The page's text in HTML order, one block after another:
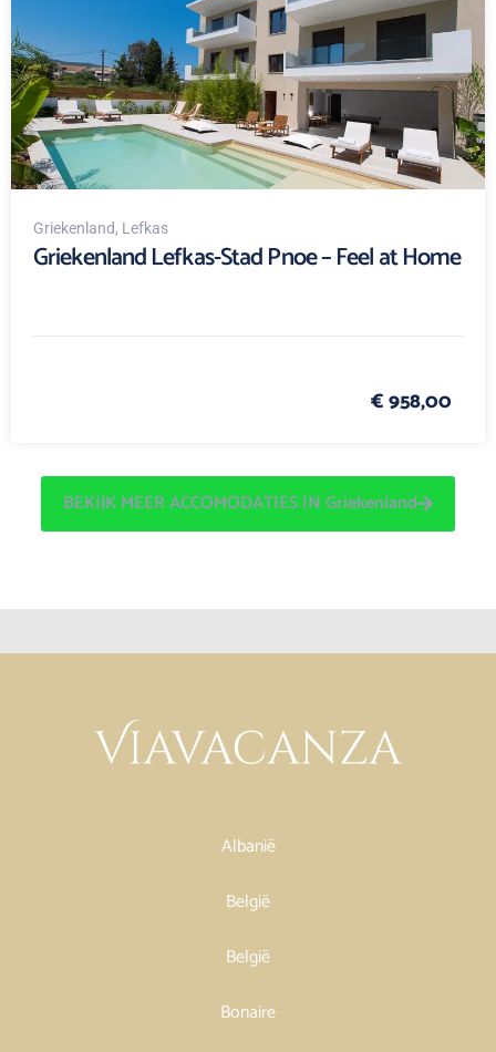
Griekenland, Lefkas
Griekenland Lefkas-Stad Pnoe – Feel at Home
€ 958,00
BEKIJK MEER ACCOMODATIES IN Griekenland
Albanië
België
België
Bonaire